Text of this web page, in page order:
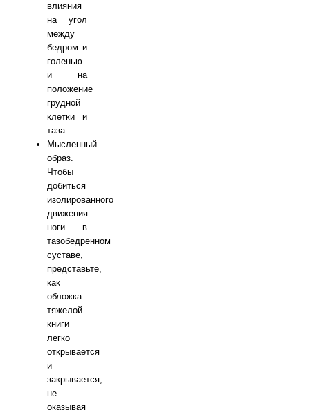
влияния
на угол
между
бедром и
голенью
и на
положение
грудной
клетки и
таза.
Мысленный
образ.
Чтобы
добиться
изолированного
движения
ноги в
тазобедренном
суставе,
представьте,
как
обложка
тяжелой
книги
легко
открывается
и
закрывается,
не
оказывая